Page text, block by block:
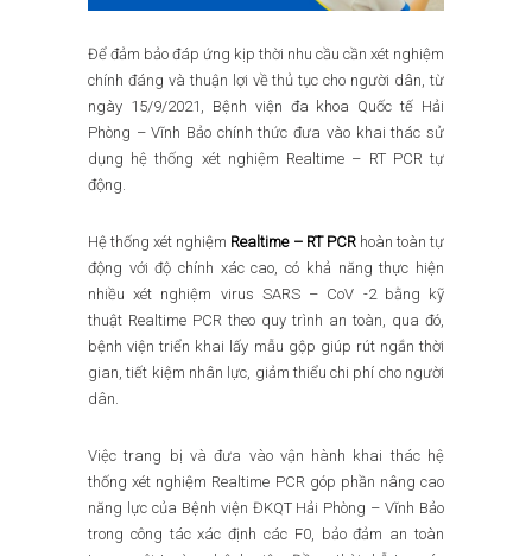
Để đảm bảo đáp ứng kịp thời nhu cầu cần xét nghiệm
chính đáng và thuận lợi về thủ tục cho người dân, từ
ngày 15/9/2021, Bệnh viện đa khoa Quốc tế Hải
Phòng – Vĩnh Bảo chính thức đưa vào khai thác sử
dụng hệ thống xét nghiệm Realtime – RT PCR tự
động.
Hệ thống xét nghiệm Realtime – RT PCRhoàn toàn tự
động với độ chính xác cao, có khả năng thực hiện
nhiều xét nghiệm virus SARS – CoV -2 bằng kỹ
thuật Realtime PCR theo quy trình an toàn, qua đó,
bệnh viện triển khai lấy mẫu gộp giúp rút ngắn thời
gian, tiết kiệm nhân lực, giảm thiểu chi phí cho người
dân.
Việc trang bị và đưa vào vận hành khai thác hệ
thống xét nghiệm Realtime PCR góp phần nâng cao
năng lực của Bệnh viện ĐKQT Hải Phòng – Vĩnh Bảo
trong công tác xác định các F0, bảo đảm an toàn